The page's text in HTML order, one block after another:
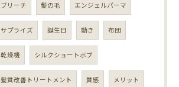
ブリーチ 髪の毛 エンジェルパーマ
サプライズ 誕生日 動き 布団
乾燥機 シルクショートボブ
髪質改善トリートメント 質感 メリット